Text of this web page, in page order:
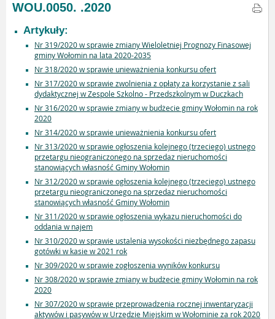
WOU.0050. .2020
Artykuły:
Nr 319/2020 w sprawie zmiany Wieloletniej Prognozy Finasowej
gminy Wołomin na lata 2020-2035
Nr 318/2020 w sprawie unieważnienia konkursu ofert
Nr 317/2020 w sprawie zwolnienia z opłaty za korzystanie z sali
dydaktycznej w Zespole Szkolno - Przedszkolnym w Duczkach
Nr 316/2020 w sprawie zmiany w budżecie gminy Wołomin na rok
2020
Nr 314/2020 w sprawie unieważnienia konkursu ofert
Nr 313/2020 w sprawie ogłoszenia kolejnego (trzeciego) ustnego
przetargu nieograniczonego na sprzedaz nieruchomości
stanowiących własność Gminy Wołomin
Nr 312/2020 w sprawie ogłoszenia kolejnego (trzeciego) ustnego
przetargu nieograniczonego na sprzedaz nieruchomości
stanowiących własność Gminy Wołomin
Nr 311/2020 w sprawie ogłoszenia wykazu nieruchomości do
oddania w najem
Nr 310/2020 w sprawie ustalenia wysokości niezbędnego zapasu
gotówki w kasie w 2021 rok
Nr 309/2020 w sprawie zogłoszenia wyników konkursu
Nr 308/2020 w sprawie zmiany w budżecie gminy Wołomin na rok
2020
Nr 307/2020 w sprawie przeprowadzenia rocznej inwentaryzacji
aktywów i pasywów w Urzędzie Miejskim w Wołominie za rok 2020